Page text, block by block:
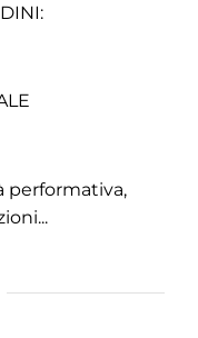
performativa,